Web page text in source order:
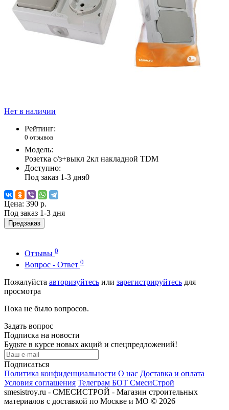
Нет в наличии
Рейтинг:
0 отзывов
Модель:
Розетка с/з+выкл 2кл накладной TDM
Доступно:
Под заказ 1-3 дня0
Цена: 390 р.
Под заказ 1-3 дня
Предзаказ
Отзывы 0
Вопрос - Ответ 0
Пожалуйста авторизуйтесь или зарегистрируйтесь для
просмотра
Пока не было вопросов.
Задать вопрос
Подписка на новости
Будьте в курсе новых акций и спецпредложений!
Подписаться
Политика конфиденциальности О нас Доставка и оплата
Условия соглашения Телеграм БОТ СмесиСтрой
smesistroy.ru - СМЕСИСТРОЙ - Магазин строительных
материалов с доставкой по Москве и МО © 2026